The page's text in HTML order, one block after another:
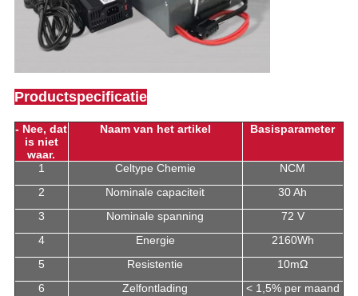
Productspecificatie
- Nee, dat
is niet
waar.
Naam van het artikel Basisparameter
1 Celtype Chemie
NCM
2
Nominale capaciteit
30 Ah
3
Nominale spanning
72 V
4
Energie
2160Wh
5
Resistentie
10mΩ
6
Zelfontlading
< 1,5% per maand